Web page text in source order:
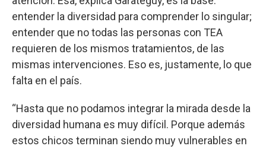
entender la diversidad para comprender lo singular;
entender que no todas las personas con TEA
requieren de los mismos tratamientos, de las
mismas intervenciones. Eso es, justamente, lo que
falta en el país.
“Hasta que no podamos integrar la mirada desde la
diversidad humana es muy difícil. Porque además
estos chicos terminan siendo muy vulnerables en